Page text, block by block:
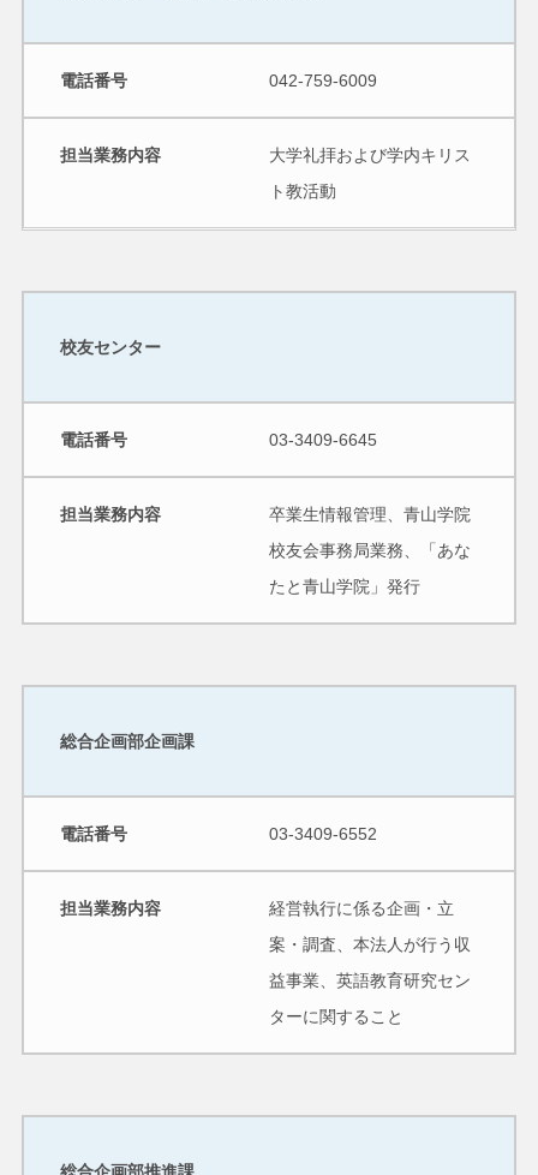
電話番号 042-759-6009
担当業務内容
大学礼拝および学内キリス
ト教活動
校友センター
電話番号 03-3409-6645
担当業務内容
卒業生情報管理、青山学院
校友会事務局業務、「あな
たと青山学院」発行
総合企画部企画課
電話番号 03-3409-6552
担当業務内容
経営執行に係る企画・立
案・調査、本法人が行う収
益事業、英語教育研究セン
ターに関すること